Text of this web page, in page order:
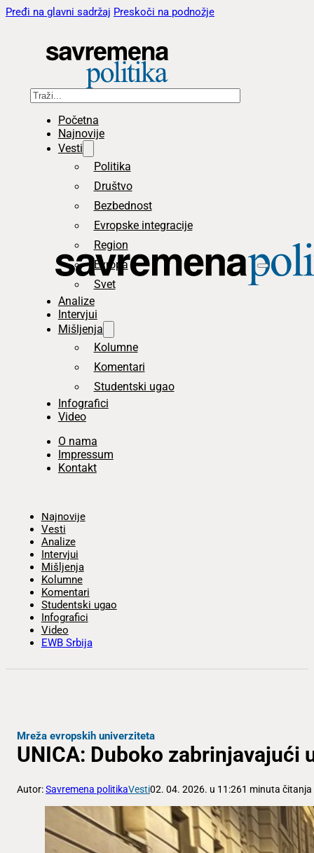
Pređi na glavni sadržaj Preskoči na podnožje
Pretraga
Početna
Najnovije
Vesti
Politika
Društvo
Bezbednost
Evropske integracije
Region
Evropa
Svet
Analize
Intervjui
Mišljenja
Kolumne
Komentari
Studentski ugao
Infografici
Video
O nama
Impressum
Kontakt
Najnovije
Vesti
Analize
Intervjui
Mišljenja
Kolumne
Komentari
Studentski ugao
Infografici
Video
EWB Srbija
Mreža evropskih univerziteta
UNICA: Duboko zabrinjavajući
Autor:Savremena politikaVesti02. 04. 2026. u 11:261 minuta čitanja